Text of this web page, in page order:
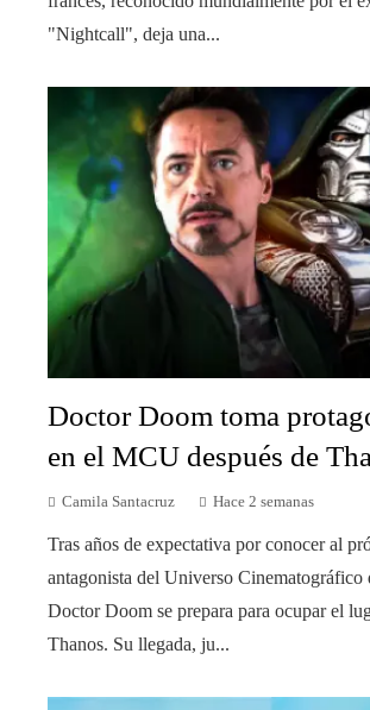
"Nightcall", deja una...
Doctor Doom toma
en el MCU después de
Camila Santacruz Hace 2 semanas
Tras años de expectativa por conocer al
antagonista del Universo Cinematográfico
Doctor Doom se prepara para ocupar el
Thanos. Su llegada, ju...